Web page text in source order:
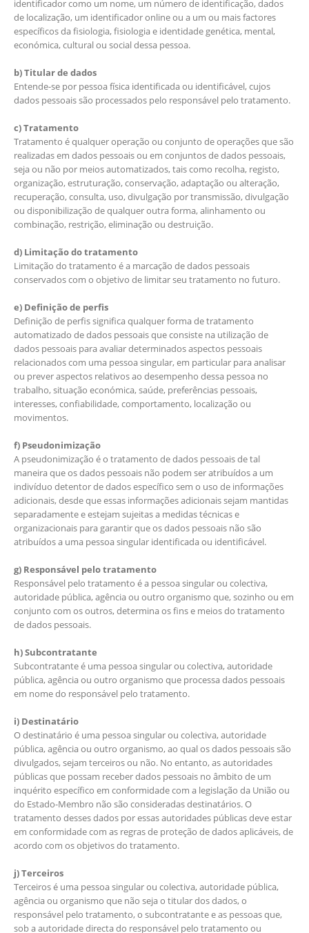
identificador como um nome, um número de identificação, dados
de localização, um identificador online ou a um ou mais factores
específicos da fisiologia, fisiologia e identidade genética, mental,
económica, cultural ou social dessa pessoa.
b) Titular de dados
Entende-se por pessoa física identificada ou identificável, cujos
dados pessoais são processados pelo responsável pelo tratamento.
c) Tratamento
Tratamento é qualquer operação ou conjunto de operações que são
realizadas em dados pessoais ou em conjuntos de dados pessoais,
seja ou não por meios automatizados, tais como recolha, registo,
organização, estruturação, conservação, adaptação ou alteração,
recuperação, consulta, uso, divulgação por transmissão, divulgação
ou disponibilização de qualquer outra forma, alinhamento ou
combinação, restrição, eliminação ou destruição.
d) Limitação do tratamento
Limitação do tratamento é a marcação de dados pessoais
conservados com o objetivo de limitar seu tratamento no futuro.
e) Definição de perfis
Definição de perfis significa qualquer forma de tratamento
automatizado de dados pessoais que consiste na utilização de
dados pessoais para avaliar determinados aspectos pessoais
relacionados com uma pessoa singular, em particular para analisar
ou prever aspectos relativos ao desempenho dessa pessoa no
trabalho, situação económica, saúde, preferências pessoais,
interesses, confiabilidade, comportamento, localização ou
movimentos.
f) Pseudonimização
A pseudonimização é o tratamento de dados pessoais de tal
maneira que os dados pessoais não podem ser atribuídos a um
indivíduo detentor de dados específico sem o uso de informações
adicionais, desde que essas informações adicionais sejam mantidas
separadamente e estejam sujeitas a medidas técnicas e
organizacionais para garantir que os dados pessoais não são
atribuídos a uma pessoa singular identificada ou identificável.
g) Responsável pelo tratamento
Responsável pelo tratamento é a pessoa singular ou colectiva,
autoridade pública, agência ou outro organismo que, sozinho ou em
conjunto com os outros, determina os fins e meios do tratamento
de dados pessoais.
h) Subcontratante
Subcontratante é uma pessoa singular ou colectiva, autoridade
pública, agência ou outro organismo que processa dados pessoais
em nome do responsável pelo tratamento.
i) Destinatário
O destinatário é uma pessoa singular ou colectiva, autoridade
pública, agência ou outro organismo, ao qual os dados pessoais são
divulgados, sejam terceiros ou não. No entanto, as autoridades
públicas que possam receber dados pessoais no âmbito de um
inquérito específico em conformidade com a legislação da União ou
do Estado-Membro não são consideradas destinatários. O
tratamento desses dados por essas autoridades públicas deve estar
em conformidade com as regras de proteção de dados aplicáveis, de
acordo com os objetivos do tratamento.
j) Terceiros
Terceiros é uma pessoa singular ou colectiva, autoridade pública,
agência ou organismo que não seja o titular dos dados, o
responsável pelo tratamento, o subcontratante e as pessoas que,
sob a autoridade directa do responsável pelo tratamento ou